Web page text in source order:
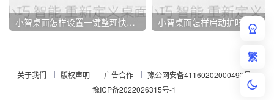
小智桌面怎样设置一键整理快捷键？小智桌面设置一键整理快捷键的方法
关于我们 版权声明 广告合作
豫公网安备41160202000493号
豫ICP备2022026315号-1
繁